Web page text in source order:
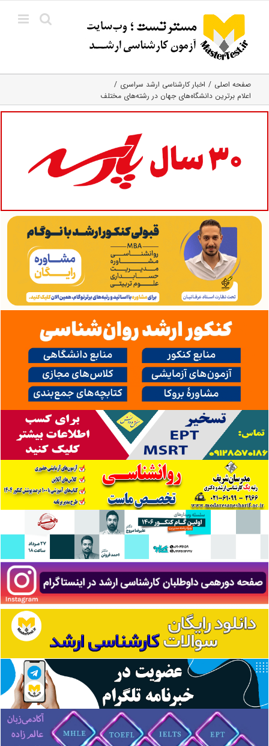
content
صفحه اصلی
اخبار کارشناسی ارشد سراسری
اعلام برترین دانشگاه‌های جهان در رشته‌های مختلف